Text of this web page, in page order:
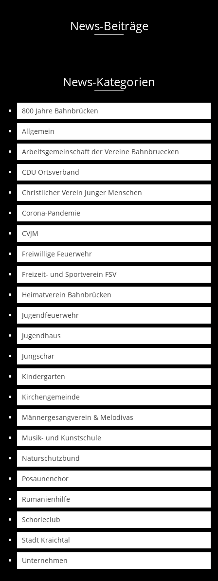
News-Beiträge
News-Kategorien
800 Jahre Bahnbrücken
Allgemein
Arbeitsgemeinschaft der Vereine Bahnbruecken
CDU Ortsverband
Christlicher Verein Junger Menschen
Corona-Pandemie
CVJM
Freiwillige Feuerwehr
Freizeit- und Sportverein FSV
Heimatverein Bahnbrücken
Jugendfeuerwehr
Jugendhaus
Jungschar
Kindergarten
Kirchengemeinde
Männergesangverein & Melodivas
Musik- und Kunstschule
Naturschutzbund
Posaunenchor
Rumänienhilfe
Schorleclub
Stadt Kraichtal
Unternehmen